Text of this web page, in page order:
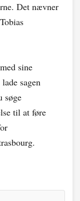
Det nævner
sine
sagen
søge
til at føre